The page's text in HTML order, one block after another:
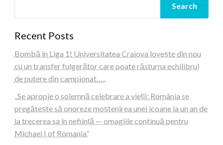
Search
Recent Posts
Bombă în Liga 1! Universitatea Craiova lovește din nou
cu un transfer fulgerător care poate răsturna echilibrul
de putere din campionat…..
„Se apropie o solemnă celebrare a vieții: România se
pregătește să onoreze moștenirea unei icoane la un an de
la trecerea sa în neființă — omagiile continuă pentru
Michael I of Romania”